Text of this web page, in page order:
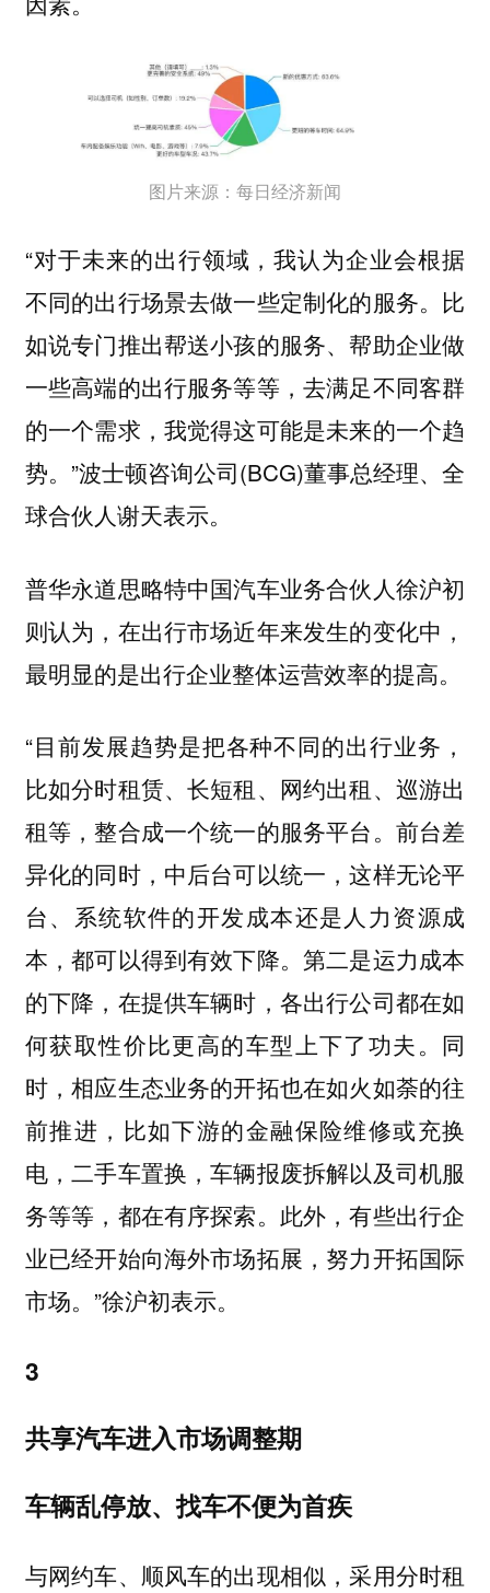
图片来源：每日经济新闻
“对于未来的出行领域，我认为企业会根据
不同的出行场景去做一些定制化的服务。比
如说专门推出帮送小孩的服务、帮助企业做
一些高端的出行服务等等，去满足不同客群
的一个需求，我觉得这可能是未来的一个趋
势。”波士顿咨询公司(BCG)董事总经理、全
球合伙人谢天表示。
普华永道思略特中国汽车业务合伙人徐沪初
则认为，在出行市场近年来发生的变化中，
最明显的是出行企业整体运营效率的提高。
“目前发展趋势是把各种不同的出行业务，
比如分时租赁、长短租、网约出租、巡游出
租等，整合成一个统一的服务平台。前台差
异化的同时，中后台可以统一，这样无论平
台、系统软件的开发成本还是人力资源成
本，都可以得到有效下降。第二是运力成本
的下降，在提供车辆时，各出行公司都在如
何获取性价比更高的车型上下了功夫。同
时，相应生态业务的开拓也在如火如荼的往
前推进，比如下游的金融保险维修或充换
电，二手车置换，车辆报废拆解以及司机服
务等等，都在有序探索。此外，有些出行企
业已经开始向海外市场拓展，努力开拓国际
市场。”徐沪初表示。
3
共享汽车进入市场调整期
车辆乱停放、找车不便为首疾
与网约车、顺风车的出现相似，采用分时租